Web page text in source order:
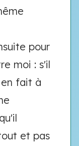
pour
moi : s'il
fait à
et pas